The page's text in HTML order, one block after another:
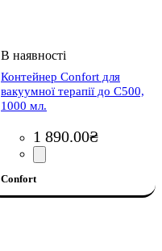
Контейнер Confort для
вакуумної терапії до С500,
1000 мл.
1 890.00₴
Confort